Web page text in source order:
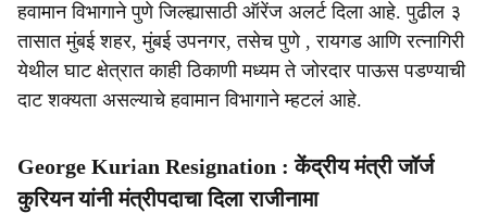
हवामान विभागाने पुणे जिल्ह्यासाठी ऑरेंज अलर्ट दिला आहे. पुढील ३
तासात मुंबई शहर, मुंबई उपनगर, तसेच पुणे , रायगड आणि रत्नागिरी
येथील घाट क्षेत्रात काही ठिकाणी मध्यम ते जोरदार पाऊस पडण्याची
दाट शक्यता असल्याचे हवामान विभागाने म्हटलं आहे.
George Kurian Resignation : केंद्रीय मंत्री जॉर्ज
कुरियन यांनी मंत्रीपदाचा दिला राजीनामा